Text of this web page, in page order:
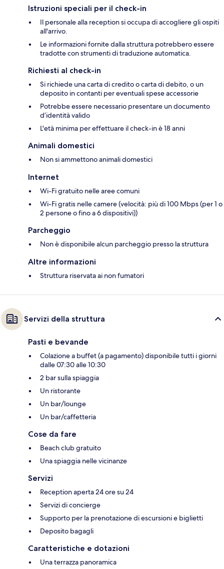
Istruzioni speciali per il check-in
Il personale alla reception si occupa di accogliere gli ospiti
all'arrivo.
Le informazioni fornite dalla struttura potrebbero essere
tradotte con strumenti di traduzione automatica.
Richiesti al check-in
Si richiede una carta di credito o carta di debito, o un
deposito in contanti per eventuali spese accessorie
Potrebbe essere necessario presentare un documento
d’identità valido
L'età minima per effettuare il check-in è 18 anni
Animali domestici
Non si ammettono animali domestici
Internet
Wi-Fi gratuito nelle aree comuni
Wi-Fi gratis nelle camere (velocità: più di 100 Mbps (per 1 o
2 persone o fino a 6 dispositivi))
Parcheggio
Non è disponibile alcun parcheggio presso la struttura
Altre informazioni
Struttura riservata ai non fumatori
Servizi della struttura
Pasti e bevande
Colazione a buffet (a pagamento) disponibile tutti i giorni
dalle 07:30 alle 10:30
2 bar sulla spiaggia
Un ristorante
Un bar/lounge
Un bar/caffetteria
Cose da fare
Beach club gratuito
Una spiaggia nelle vicinanze
Servizi
Reception aperta 24 ore su 24
Servizi di concierge
Supporto per la prenotazione di escursioni e biglietti
Deposito bagagli
Caratteristiche e dotazioni
Una terrazza panoramica